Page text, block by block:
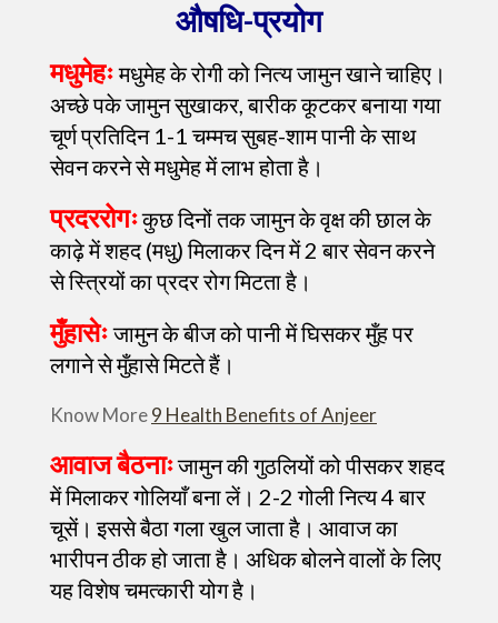
औषधि-प्रयोग
मधुमेहःमधुमेह के रोगी को नित्य जामुन खाने चाहिए।
अच्छे पके जामुन सुखाकर, बारीक कूटकर बनाया गया
चूर्ण प्रतिदिन 1-1 चम्मच सुबह-शाम पानी के साथ
सेवन करने से मधुमेह में लाभ होता है।
प्रदररोगःकुछ दिनों तक जामुन के वृक्ष की छाल के
काढ़े में शहद (मधु) मिलाकर दिन में 2 बार सेवन करने
से स्त्रियों का प्रदर रोग मिटता है।
मुँहासेःजामुन के बीज को पानी में घिसकर मुँह पर
लगाने से मुँहासे मिटते हैं।
Know More9 Health Benefits of Anjeer
आवाज बैठनाःजामुन की गुठलियों को पीसकर शहद
में मिलाकर गोलियाँ बना लें। 2-2 गोली नित्य 4 बार
चूसें। इससे बैठा गला खुल जाता है। आवाज का
भारीपन ठीक हो जाता है। अधिक बोलने वालों के लिए
यह विशेष चमत्कारी योग है।